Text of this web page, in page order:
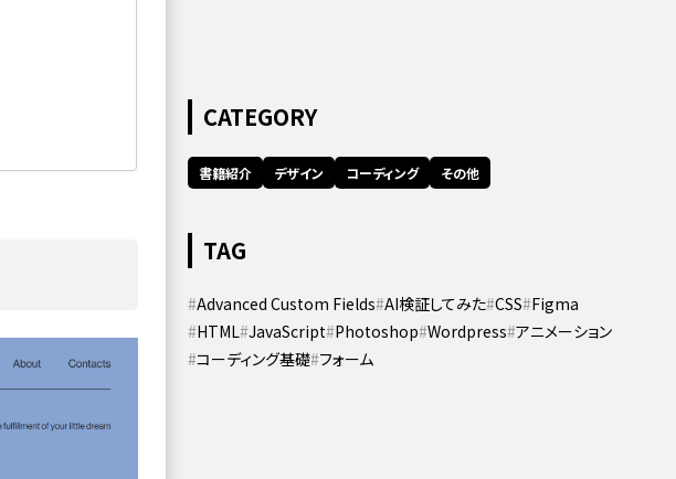
CATEGORY
書籍紹介 デザイン コーディング その他
TAG
Advanced Custom Fields AI検証してみた CSS Figma
HTML JavaScript Photoshop Wordpress アニメーション
コーディング基礎 フォーム